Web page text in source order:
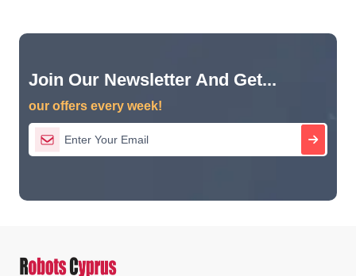
Join Our Newsletter And Get...
our offers every week!